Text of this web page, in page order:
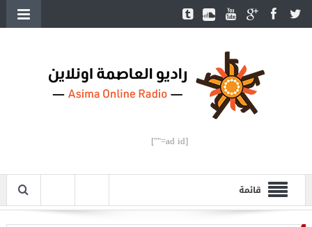
[ad id=""]
قائمة